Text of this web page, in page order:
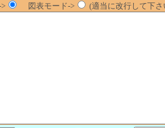
図表モード-> (適当に改行して下